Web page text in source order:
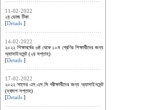
11-02-2022
২য় ডোজ টিকা
[Details ]
14-02-2022
২০২২ শিক্ষাবর্ষের ৬ষ্ঠ থেকে ১০ম শ্রেণির শিক্ষার্থীদের জন্য
অ্যাসাইনমেন্ট (২য় সপ্তাহ)
[Details ]
17-02-2022
২০২২ সালের এস.এস.সি পরীক্ষার্থীদের জন্য অ্যাসাইনমেন্ট
(দ্বাদশ সপ্তাহ)
[Details ]